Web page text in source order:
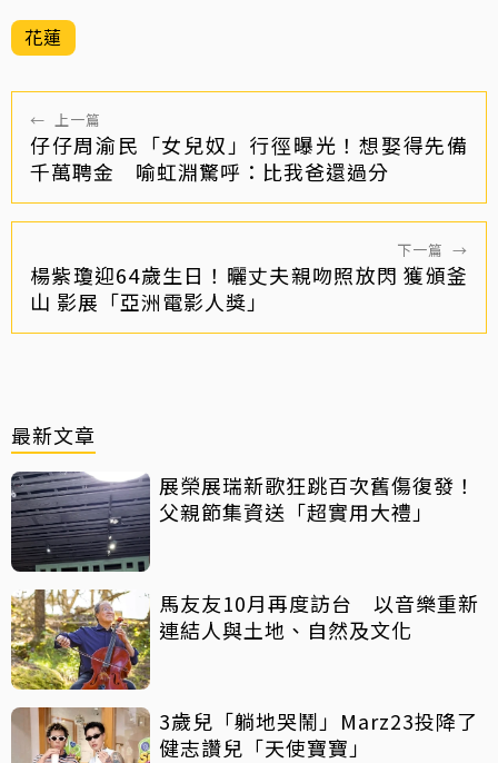
花蓮
← 上一篇
仔仔周渝民「女兒奴」行徑曝光！想娶得先備
千萬聘金 喻虹淵驚呼：比我爸還過分
下一篇 →
楊紫瓊迎64歲生日！曬丈夫親吻照放閃 獲頒釜
山 影展「亞洲電影人獎」
最新文章
展榮展瑞新歌狂跳百次舊傷復發！
父親節集資送「超實用大禮」
馬友友10月再度訪台 以音樂重新
連結人與土地、自然及文化
3歲兒「躺地哭鬧」Marz23投降了
健志讚兒「天使寶寶」